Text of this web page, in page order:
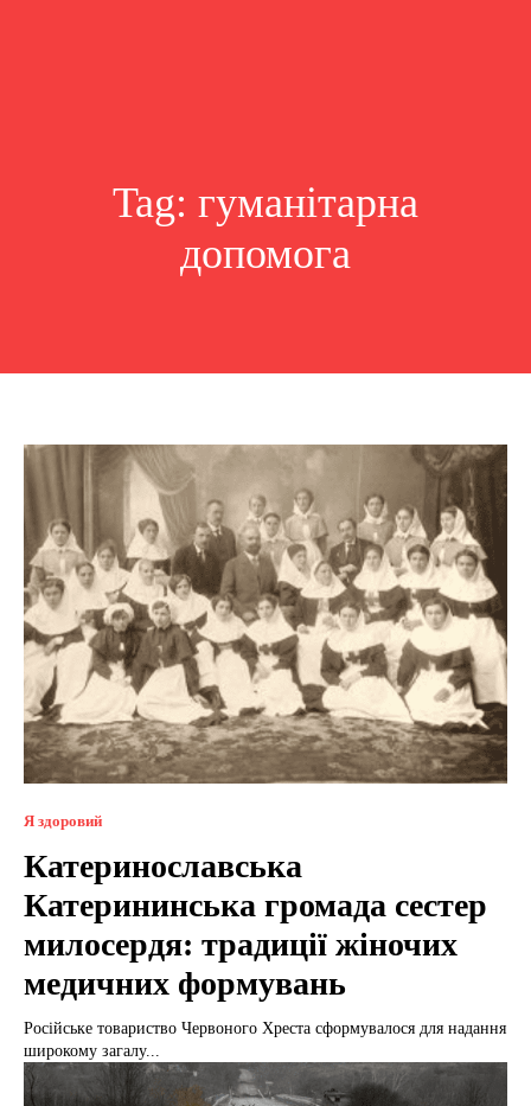
Tag: гуманітарна
допомога
Я здоровий
Катеринославська
Катерининська громада сестер
милосердя: традиції жіночих
медичних формувань
Російське товариство Червоного Хреста сформувалося для надання
широкому загалу...